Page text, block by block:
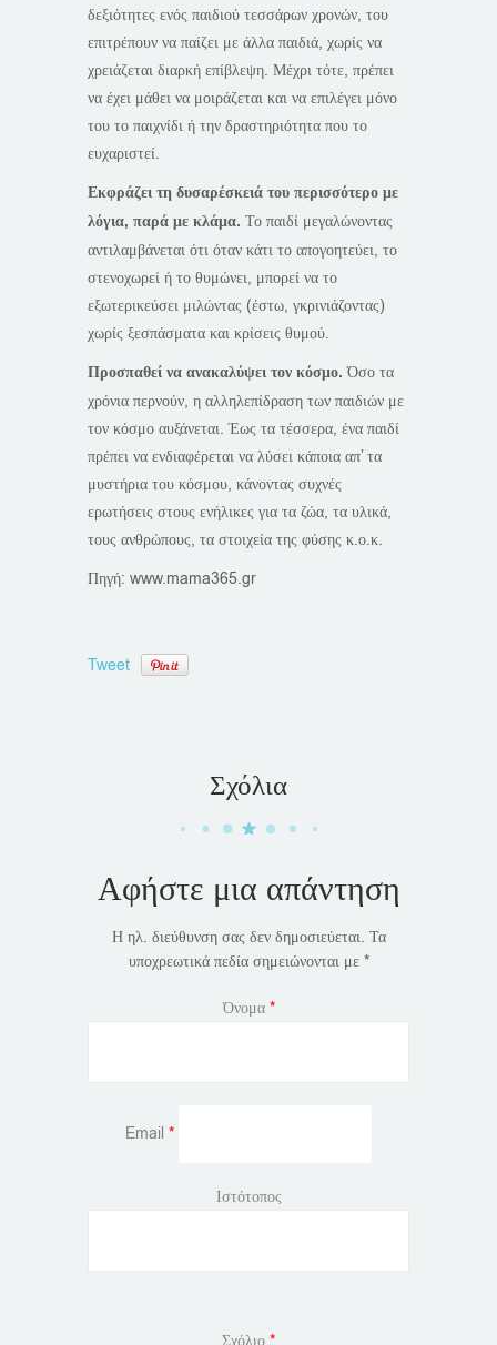
δεξιότητες ενός παιδιού τεσσάρων χρονών, του
επιτρέπουν να παίζει με άλλα παιδιά, χωρίς να
χρειάζεται διαρκή επίβλεψη. Μέχρι τότε, πρέπει
να έχει μάθει να μοιράζεται και να επιλέγει μόνο
του το παιχνίδι ή την δραστηριότητα που το
ευχαριστεί.
Εκφράζει τη δυσαρέσκειά του περισσότερο με
λόγια, παρά με κλάμα. Το παιδί μεγαλώνοντας
αντιλαμβάνεται ότι όταν κάτι το απογοητεύει, το
στενοχωρεί ή το θυμώνει, μπορεί να το
εξωτερικεύσει μιλώντας (έστω, γκρινιάζοντας)
χωρίς ξεσπάσματα και κρίσεις θυμού.
Προσπαθεί να ανακαλύψει τον κόσμο. Όσο τα
χρόνια περνούν, η αλληλεπίδραση των παιδιών με
τον κόσμο αυξάνεται. Έως τα τέσσερα, ένα παιδί
πρέπει να ενδιαφέρεται να λύσει κάποια απ’ τα
μυστήρια του κόσμου, κάνοντας συχνές
ερωτήσεις στους ενήλικες για τα ζώα, τα υλικά,
τους ανθρώπους, τα στοιχεία της φύσης κ.ο.κ.
Πηγή: www.mama365.gr
Tweet
Σχόλια
Αφήστε μια απάντηση
Η ηλ. διεύθυνση σας δεν δημοσιεύεται. Τα
υποχρεωτικά πεδία σημειώνονται με *
Όνομα *
Email *
Ιστότοπος